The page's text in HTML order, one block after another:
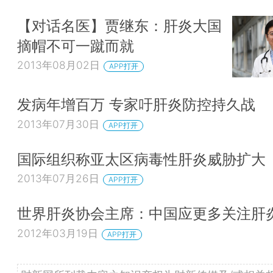
【对话名医】贾继东：肝炎大国
摘帽不可一蹴而就
2013年08月02日 APP打开
发病年增百万 专家吁肝炎防控持久战
2013年07月30日 APP打开
国际组织称亚太区病毒性肝炎威胁扩大
2013年07月26日 APP打开
世界肝炎协会主席：中国应更多关注肝
2012年03月19日 APP打开